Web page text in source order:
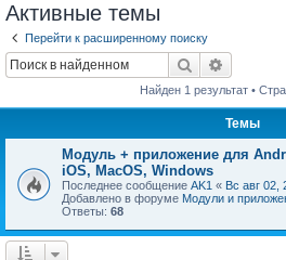
Активные темы
Перейти к расширенному поиску
Поиск
Найден 1 результат •
Темы
Модуль + приложение для
iOS, MacOS, Windows
Последнее сообщение AK1 « Вс авг 02,
Добавлено в форуме Модули и
Ответы: 68